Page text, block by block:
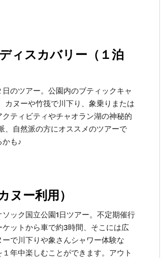
ィスカバリー（１泊
のツアー。公園内のブティックキャ
カヌーや竹筏で川下り、象乗りまたは
ティビティやチャオラン湖の神秘的
、自然派の方にオススメのツアーで
も♪
ヌー利用）
ック国立公園1日ツアー。不定期催行
ットから車で約3時間、そこには広
で川下りや象さんシャワー体験な
年中楽しむことができます。アウト